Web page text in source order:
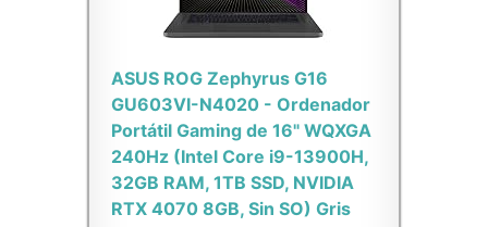
ASUS ROG Zephyrus G16
GU603VI-N4020 - Ordenador
Portátil Gaming de 16" WQXGA
240Hz (Intel Core i9-13900H,
32GB RAM, 1TB SSD, NVIDIA
RTX 4070 8GB, Sin SO) Gris